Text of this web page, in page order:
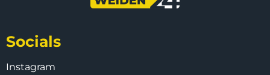
Socials
Instagram